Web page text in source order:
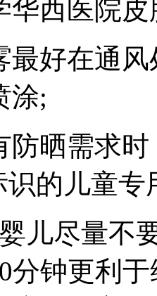
西医院皮
在通风
涂;
需求时
识的儿童专
尽量不要
分钟更利